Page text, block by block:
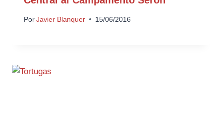
Por Javier Blanquer 15/06/2016